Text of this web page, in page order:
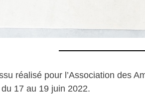
réalisé pour l’Association des
17 au 19 juin 2022.